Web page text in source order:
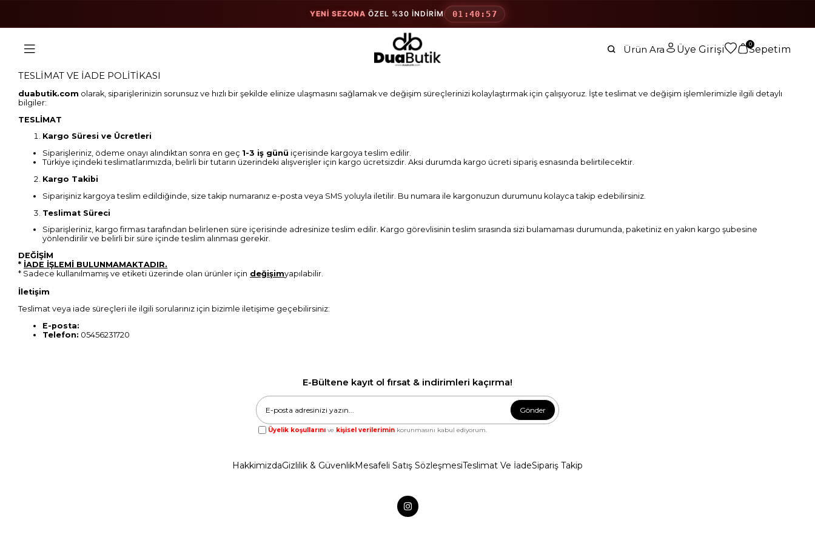
YENİ SEZONAÖZEL %30 İNDİRİM 01:40:57
Üye Girişi Sepetim
0
TESLİMAT VE İADE POLİTİKASI
duabutik.com olarak, siparişlerinizin sorunsuz ve hızlı bir şekilde elinize ulaşmasını sağlamak ve değişim süreçlerinizi kolaylaştırmak için çalışıyoruz. İşte teslimat ve değişim işlemlerimizle ilgili detaylı
bilgiler:
TESLİMAT
Kargo Süresi ve Ücretleri
Siparişleriniz, ödeme onayı alındıktan sonra en geç 1-3 iş günü içerisinde kargoya teslim edilir.
Türkiye içindeki teslimatlarımızda, belirli bir tutarın üzerindeki alışverişler için kargo ücretsizdir. Aksi durumda kargo ücreti sipariş esnasında belirtilecektir.
Kargo Takibi
Siparişiniz kargoya teslim edildiğinde, size takip numaranız e-posta veya SMS yoluyla iletilir. Bu numara ile kargonuzun durumunu kolayca takip edebilirsiniz.
Teslimat Süreci
Siparişleriniz, kargo firması tarafından belirlenen süre içerisinde adresinize teslim edilir. Kargo görevlisinin teslim sırasında sizi bulamaması durumunda, paketiniz en yakın kargo şubesine
yönlendirilir ve belirli bir süre içinde teslim alınması gerekir.
DEĞİŞİM
* İADE İŞLEMİ BULUNMAMAKTADIR.
* Sadece kullanılmamış ve etiketi üzerinde olan ürünler için değişimyapılabilir.
İletişim
Teslimat veya iade süreçleri ile ilgili sorularınız için bizimle iletişime geçebilirsiniz:
E-posta:
Telefon: 05456231720
E-Bültene kayıt ol fırsat & indirimleri kaçırma!
Gönder
Üyelik koşullarını ve kişisel verilerimin korunmasını kabul ediyorum.
HakkimizdaGizlilik & GüvenlikMesafeli Satış SözleşmesiTeslimat Ve İadeSipariş Takip